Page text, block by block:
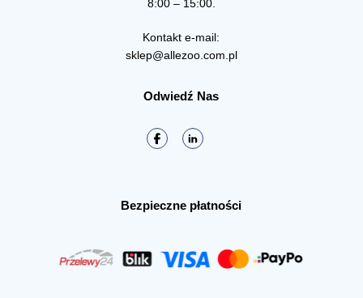
8:00 – 15:00.
Kontakt e-mail:
sklep@allezoo.com.pl
Odwiedź Nas
Bezpieczne płatności